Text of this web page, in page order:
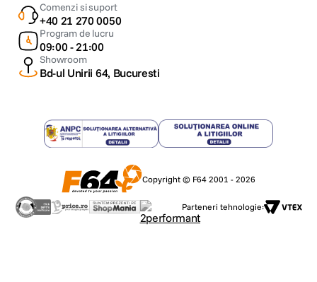
Comenzi si suport
+40 21 270 0050
Program de lucru
09:00 - 21:00
Showroom
Bd-ul Unirii 64, Bucuresti
Copyright © F64 2001 - 2026
Parteneri tehnologie: